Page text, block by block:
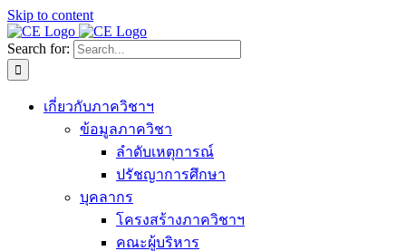
Skip to content
Search for:
เกี่ยวกับภาควิชาฯ
ข้อมูลภาควิชา
ลำดับเหตุการณ์
ปรัชญาการศึกษา
บุคลากร
โครงสร้างภาควิชาฯ
คณะผู้บริหาร